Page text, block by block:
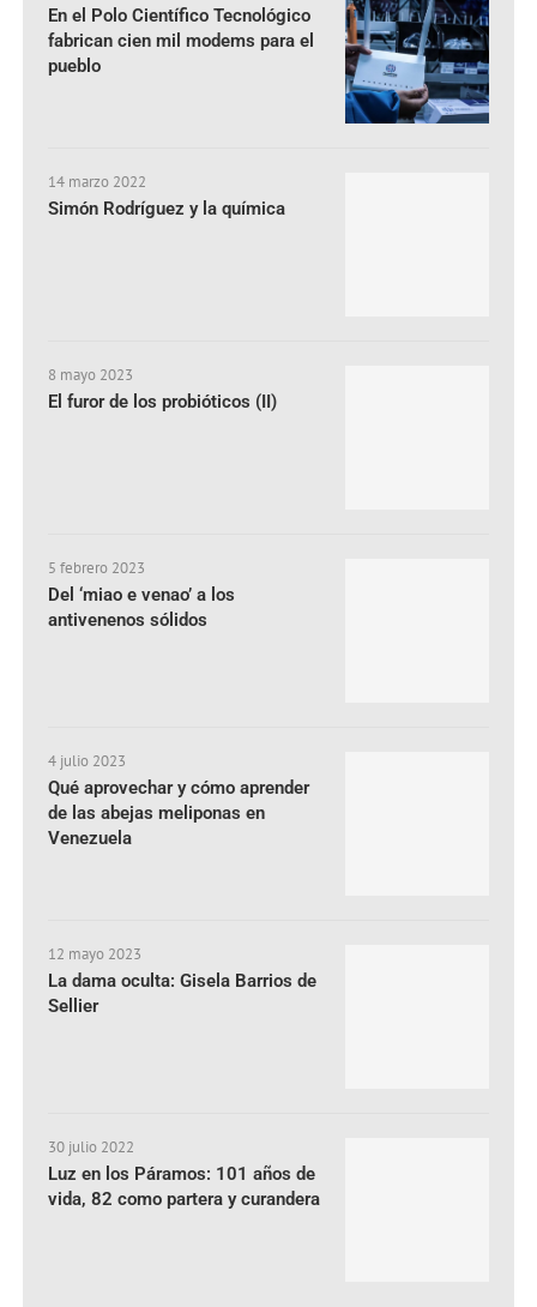
En el Polo Científico Tecnológico
fabrican cien mil modems para el
pueblo
14 marzo 2022
Simón Rodríguez y la química
8 mayo 2023
El furor de los probióticos (II)
5 febrero 2023
Del ‘miao e venao’ a los
antivenenos sólidos
4 julio 2023
Qué aprovechar y cómo aprender
de las abejas meliponas en
Venezuela
12 mayo 2023
La dama oculta: Gisela Barrios de
Sellier
30 julio 2022
Luz en los Páramos: 101 años de
vida, 82 como partera y curandera